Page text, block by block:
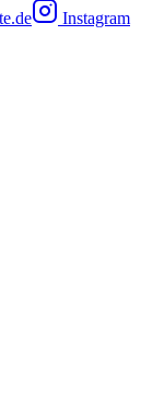
Instagram